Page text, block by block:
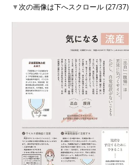
▼次の画像は下へスクロール (27/37)